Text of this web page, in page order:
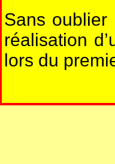
Sans
réalisation
lors du